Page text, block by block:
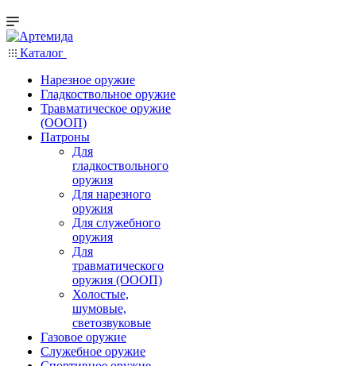
Каталог
Нарезное оружие
Гладкоствольное оружие
Травматическое оружие
(ОООП)
Патроны
Для
гладкоствольного
оружия
Для нарезного
оружия
Для служебного
оружия
Для
травматического
оружия (ОООП)
Холостые,
шумовые,
светозвуковые
Газовое оружие
Служебное оружие